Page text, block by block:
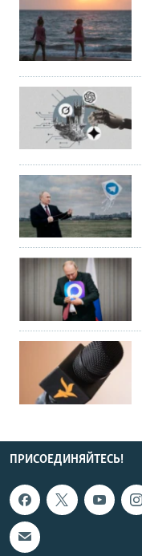
ПРИСОЕДИНЯЙТЕСЬ!